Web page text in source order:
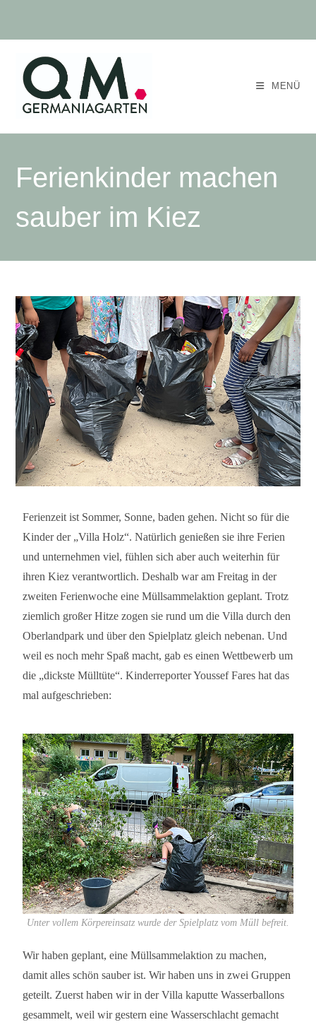
MENÜ
Ferienkinder machen
sauber im Kiez
Ferienzeit ist Sommer, Sonne, baden gehen. Nicht so für die
Kinder der „Villa Holz“. Natürlich genießen sie ihre Ferien
und unternehmen viel, fühlen sich aber auch weiterhin für
ihren Kiez verantwortlich. Deshalb war am Freitag in der
zweiten Ferienwoche eine Müllsammelaktion geplant. Trotz
ziemlich großer Hitze zogen sie rund um die Villa durch den
Oberlandpark und über den Spielplatz gleich nebenan. Und
weil es noch mehr Spaß macht, gab es einen Wettbewerb um
die „dickste Mülltüte“. Kinderreporter Youssef Fares hat das
mal aufgeschrieben:
Unter vollem Körpereinsatz wurde der Spielplatz vom Müll befreit.
Wir haben geplant, eine Müllsammelaktion zu machen,
damit alles schön sauber ist. Wir haben uns in zwei Gruppen
geteilt. Zuerst haben wir in der Villa kaputte Wasserballons
gesammelt, weil wir gestern eine Wasserschlacht gemacht